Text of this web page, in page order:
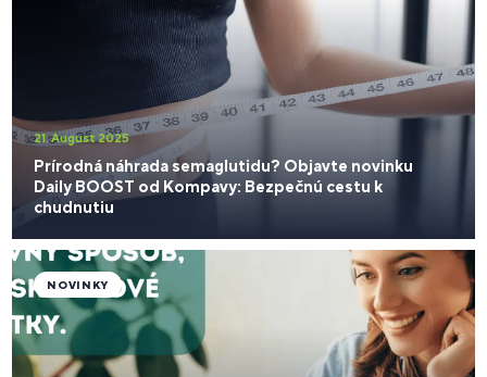
21. August 2025
Prírodná náhrada semaglutidu? Objavte novinku
Daily BOOST od Kompavy: Bezpečnú cestu k
chudnutiu
NOVINKY